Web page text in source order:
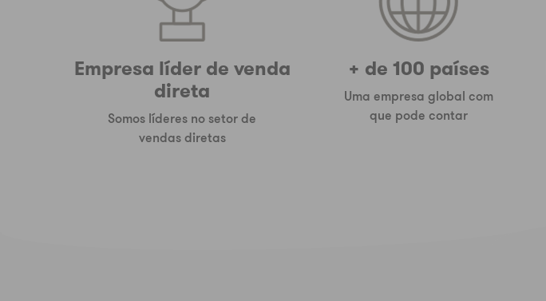
Empresa líder de venda
direta
Somos líderes no setor de
vendas diretas
+ de 100 países
Uma empresa global com
que pode contar